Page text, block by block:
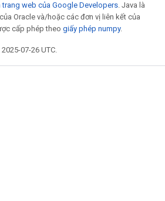
trang web của Google Developers. Java là
Oracle và/hoặc các đơn vị liên kết của
cấp phép theo giấy phép numpy.
07-26 UTC.